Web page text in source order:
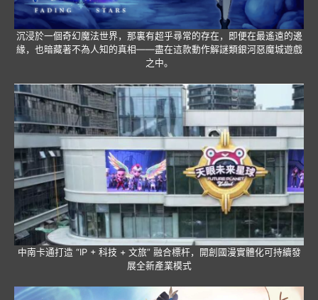
沉浸於一個奇幻魔法世界，那裏有超乎尋常的存在，即便在最遙遠的邊
緣，也暗藏著不為人知的真相——盡在這款動作解謎類銀河惡魔城遊戲
之中。
中南卡通打造 “IP + 科技 + 文旅” 融合標杆，開創國漫實體化可持續發
展全新產業模式